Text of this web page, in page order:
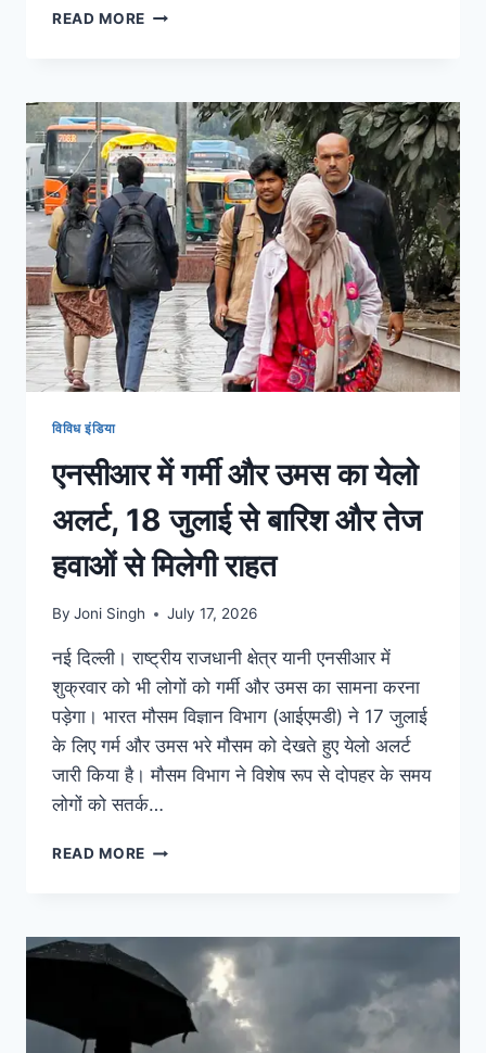
READ MORE
विविध इंडिया
एनसीआर में गर्मी और उमस का येलो
अलर्ट, 18 जुलाई से बारिश और तेज
हवाओं से मिलेगी राहत
By Joni Singh July 17, 2026
नई दिल्ली। राष्ट्रीय राजधानी क्षेत्र यानी एनसीआर में
शुक्रवार को भी लोगों को गर्मी और उमस का सामना करना
पड़ेगा। भारत मौसम विज्ञान विभाग (आईएमडी) ने 17 जुलाई
के लिए गर्म और उमस भरे मौसम को देखते हुए येलो अलर्ट
जारी किया है। मौसम विभाग ने विशेष रूप से दोपहर के समय
लोगों को सतर्क…
READ MORE